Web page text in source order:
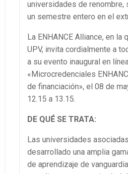
universidades de renombre,
un semestre entero en el
La ENHANCE Alliance, en la
UPV, invita cordialmente a
a su evento inaugural en
«Microcredenciales
de financiación», el 08 de
12.15 a 13.15.
DE QUÉ SE TRATA:
Las universidades
desarrollado una amplia
de aprendizaje de